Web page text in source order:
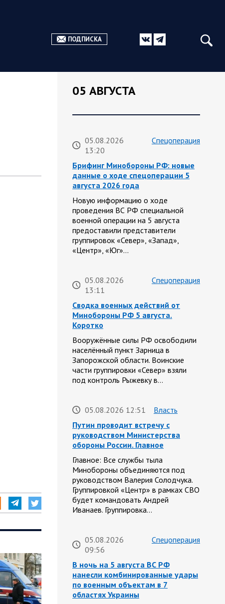
ПОДПИСКА
05 АВГУСТА
05.08.2026
13:20
Спецоперация
Брифинг Минобороны РФ: новые
данные о ходе спецоперации 5
августа 2026 года
Новую информацию о ходе
проведения ВС РФ специальной
военной операции на 5 августа
предоставили представители
группировок «Север», «Запад»,
«Центр», «Юг»…
05.08.2026
13:11
Спецоперация
Сводка военных действий от
Минобороны РФ 5 августа.
Коротко
Вооружённые силы РФ освободили
населённый пункт Зарница в
Запорожской области. Воинские
части группировки «Север» взяли
под контроль Рыжевку в…
05.08.2026 12:51
Власть
Путин проводит встречу с
руководством Министерства
обороны России. Главное
Главное: Все службы тыла
Минобороны объединяются под
руководством Валерия Солодчука.
Группировкой «Центр» в рамках СВО
будет командовать Андрей
Иванаев. Группировка…
05.08.2026
09:56
Спецоперация
В ночь на 5 августа ВС РФ
нанесли комбинированные удары
по военным объектам в 7
областях Украины